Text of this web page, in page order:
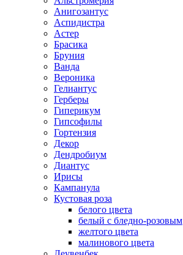
Анигозантус
Аспидистра
Астер
Брасика
Бруния
Ванда
Вероника
Гелиантус
Герберы
Гиперикум
Гипсофилы
Гортензия
Декор
Дендробиум
Диантус
Ирисы
Кампанула
Кустовая роза
белого цвета
белый с бледно-розовым
желтого цвета
малинового цвета